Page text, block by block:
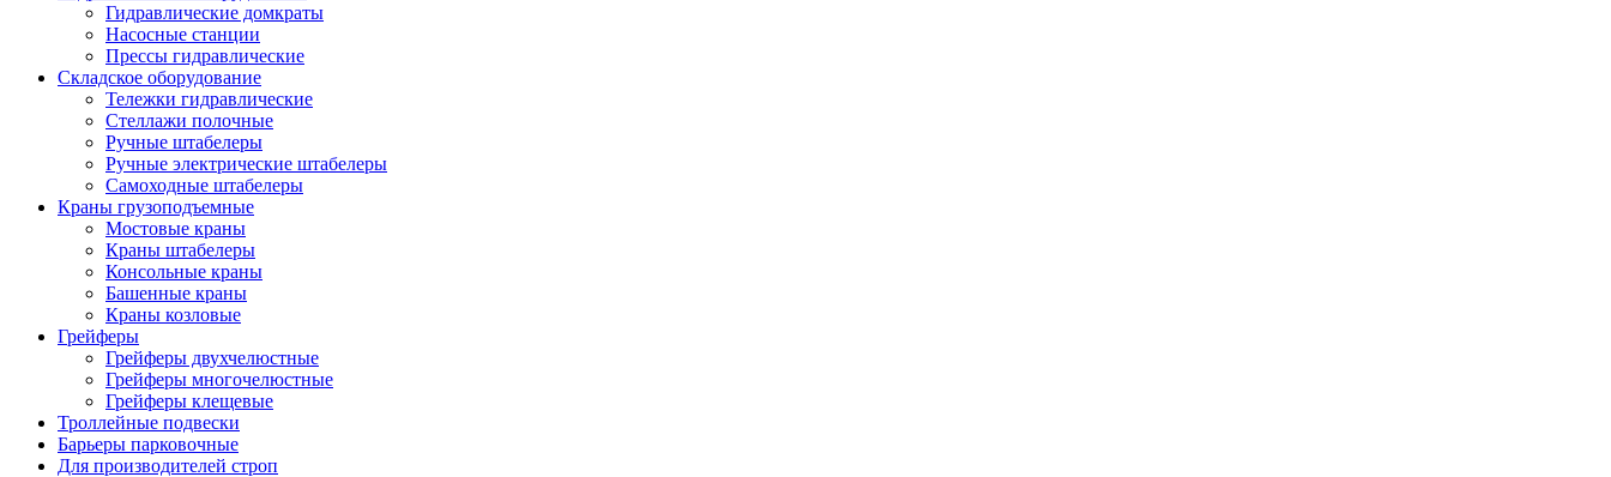
Гидравлические домкраты
Насосные станции
Прессы гидравлические
Складское оборудование
Тележки гидравлические
Cтеллажи полочные
Ручные штабелеры
Ручные электрические штабелеры
Самоходные штабелеры
Краны грузоподъемные
Мостовые краны
Краны штабелеры
Консольные краны
Башенные краны
Краны козловые
Грейферы
Грейферы двухчелюстные
Грейферы многочелюстные
Грейферы клещевые
Троллейные подвески
Барьеры парковочные
Для производителей строп